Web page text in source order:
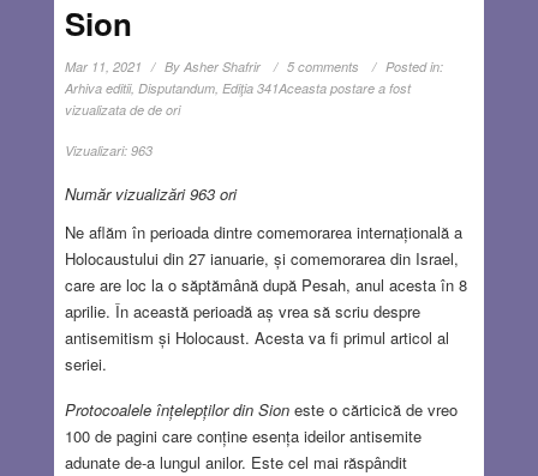
Sion
Mar 11, 2021 By Asher Shafrir 5 comments
Posted in:
Arhiva editii, Disputandum, Ediţia 341Aceasta postare a fost
vizualizata de de ori
Vizualizari: 963
Număr vizualizări 963 ori
Ne aflăm în perioada dintre comemorarea internațională a
Holocaustului din 27 ianuarie, și comemorarea din Israel,
care are loc la o săptămână după Pesah, anul acesta în 8
aprilie. În această perioadă aș vrea să scriu despre
antisemitism și Holocaust. Acesta va fi primul articol al
seriei.
Protocoalele înțelepților din Sioneste o cărticică de vreo
100 de pagini care conține esența ideilor antisemite
adunate de-a lungul anilor. Este cel mai răspândit